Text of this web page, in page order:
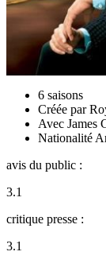
6 saisons
Créée par
Avec James
Nationalité
avis du public :
3.1
critique presse :
3.1